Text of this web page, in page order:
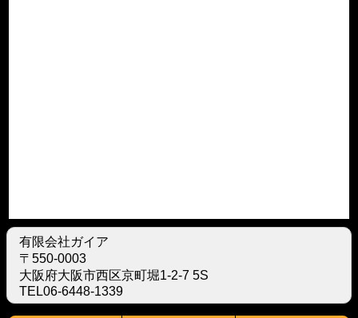
有限会社ガイア
〒550-0003
大阪府大阪市西区京町堀1-2-7 5S
TEL06-6448-1339